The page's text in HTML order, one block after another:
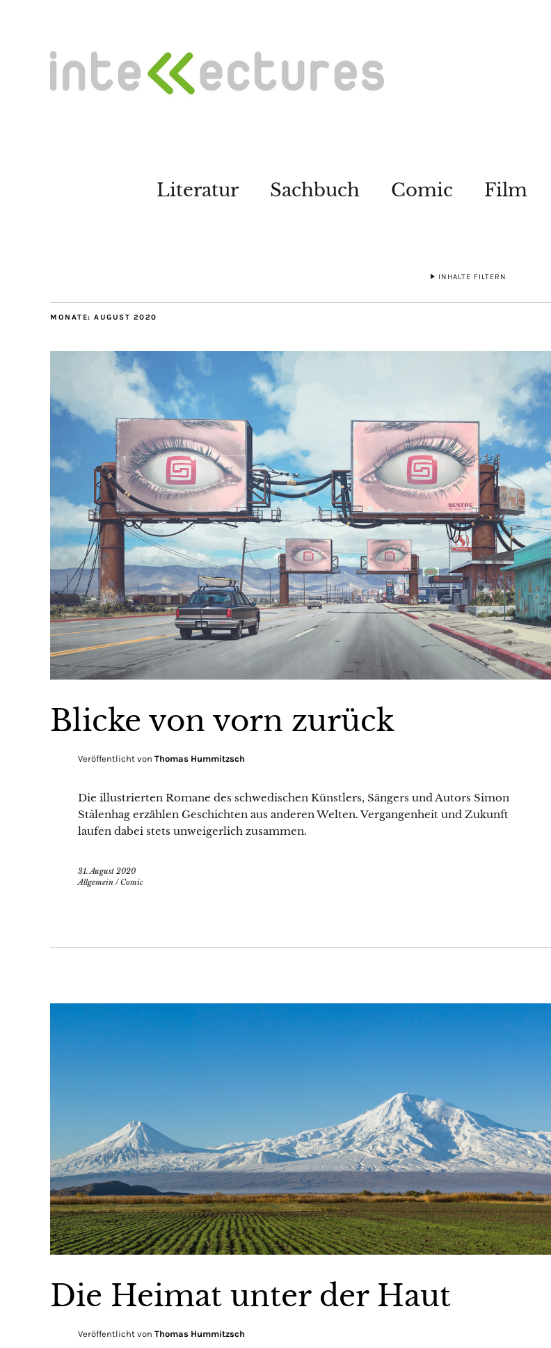
Literatur Sachbuch Comic Film
INHALTE FILTERN
MONATE: AUGUST 2020
Blicke von vorn zurück
Veröffentlicht von Thomas Hummitzsch
Die illustrierten Romane des schwedischen Künstlers, Sängers und Autors Simon
Stålenhag erzählen Geschichten aus anderen Welten. Vergangenheit und Zukunft
laufen dabei stets unweigerlich zusammen.
31. August 2020
Allgemein /Comic
Die Heimat unter der Haut
Veröffentlicht von Thomas Hummitzsch